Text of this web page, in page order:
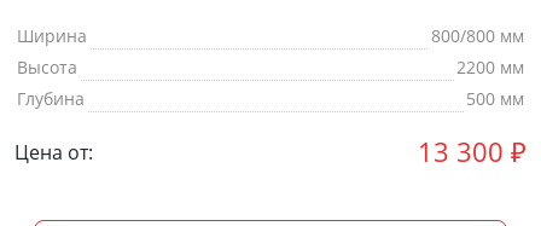
Ширина
800/800 мм
Высота
2200 мм
Глубина
500 мм
Цена от: 13 300 ₽